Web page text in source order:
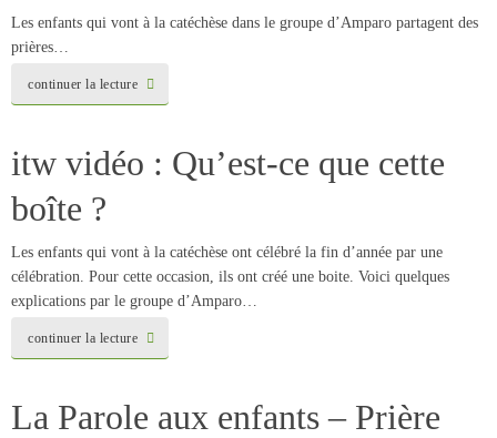
Les enfants qui vont à la catéchèse dans le groupe d’Amparo partagent des
prières…
continuer la lecture
itw vidéo : Qu’est-ce que cette
boîte ?
Les enfants qui vont à la catéchèse ont célébré la fin d’année par une
célébration. Pour cette occasion, ils ont créé une boite. Voici quelques
explications par le groupe d’Amparo…
continuer la lecture
La Parole aux enfants – Prière